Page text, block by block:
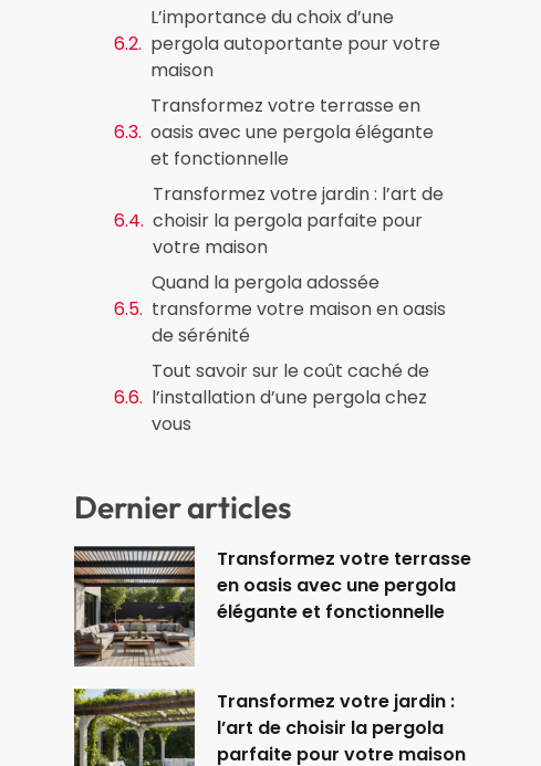
L’importance du choix d’une
pergola autoportante pour votre
maison
Transformez votre terrasse en
oasis avec une pergola élégante
et fonctionnelle
Transformez votre jardin : l’art de
choisir la pergola parfaite pour
votre maison
Quand la pergola adossée
transforme votre maison en oasis
de sérénité
Tout savoir sur le coût caché de
l’installation d’une pergola chez
vous
Dernier articles
Transformez votre terrasse
en oasis avec une pergola
élégante et fonctionnelle
Transformez votre jardin :
l’art de choisir la pergola
parfaite pour votre maison